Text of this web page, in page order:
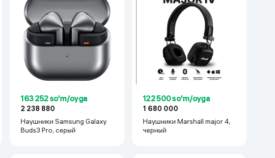
163 252 so'm/oyga
2 238 880
Наушники Samsung Galaxy
Buds3 Pro, серый
122 500 so'm/oyga
1 680 000
Наушники Marshall major 4,
черный